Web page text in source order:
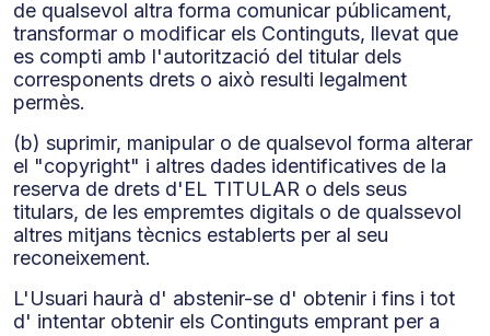
de qualsevol altra forma comunicar públicament,
transformar o modificar els Continguts, llevat que
es compti amb l'autorització del titular dels
corresponents drets o això resulti legalment
permès.
(b) suprimir, manipular o de qualsevol forma alterar
el "copyright" i altres dades identificatives de la
reserva de drets d'EL TITULAR o dels seus
titulars, de les empremtes digitals o de qualssevol
altres mitjans tècnics establerts per al seu
reconeixement.
L'Usuari haurà d' abstenir-se d' obtenir i fins i tot
d' intentar obtenir els Continguts emprant per a